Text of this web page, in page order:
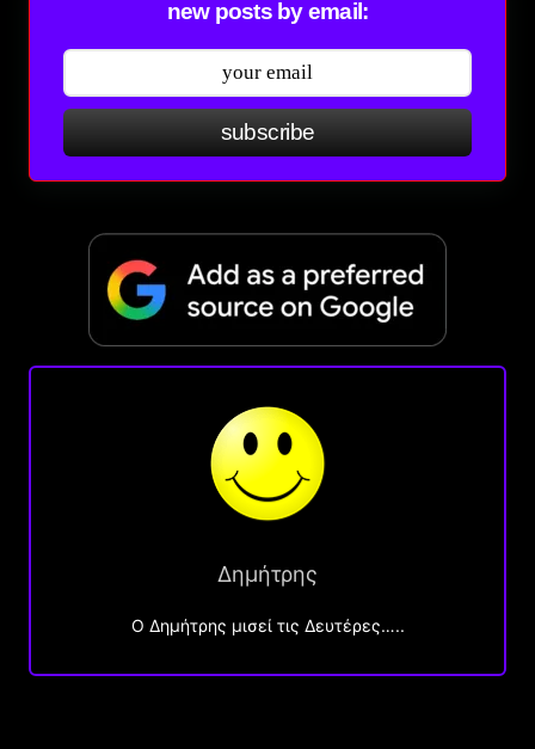
new posts by email:
subscribe
Δημήτρης
O Δημήτρης μισεί τις Δευτέρες…..